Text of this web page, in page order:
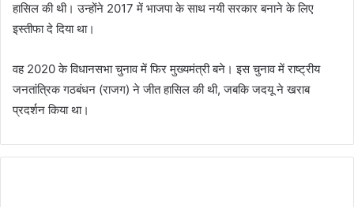
हासिल की थी। उन्होंने 2017 में भाजपा के साथ नयी सरकार बनाने के लिए
इस्तीफा दे दिया था।
वह 2020 के विधानसभा चुनाव में फिर मुख्यमंत्री बने। इस चुनाव में राष्ट्रीय
जनतांत्रिक गठबंधन (राजग) ने जीत हासिल की थी, जबकि जदयू ने खराब
प्रदर्शन किया था।